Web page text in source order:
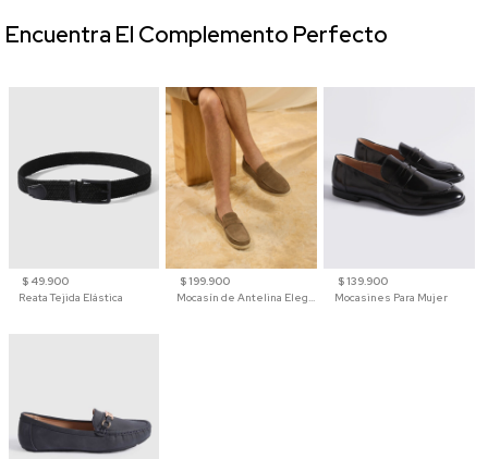
$ 49.900
Reata Tejida Elástica
$ 199.900
Mocasín de Antelina Elegante con Suela de Contraste Para Hombre
$ 139.900
Mocasines Para Mujer
Encuentra El Complemento Perfecto